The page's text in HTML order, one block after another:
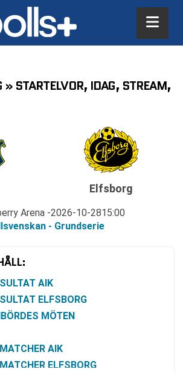
» STARTELVOR, IDAG, STREAM,
Arena 2026-10-2815:00
- Grundserie
Elfsborg
AIK
ELFSBORG
MÖTEN
AIK
ELFSBORG